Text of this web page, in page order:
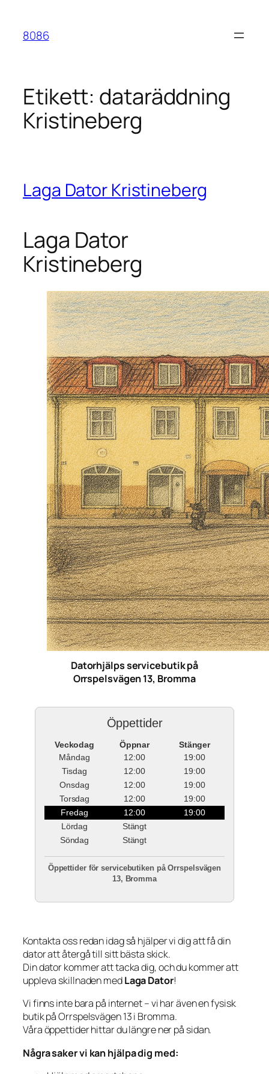
innehåll
8086
Etikett: dataräddning
Kristineberg
Laga Dator Kristineberg
Laga Dator
Kristineberg
Datorhjälps servicebutik på
Orrspelsvägen 13, Bromma
Öppettider
Veckodag Öppnar
Stänger
Måndag
12:00
19:00
Tisdag
12:00
19:00
Onsdag
12:00
19:00
Torsdag
12:00
19:00
Fredag
12:00
19:00
Lördag
Stängt
Söndag
Stängt
Öppettider för servicebutiken på Orrspelsvägen
13, Bromma
Kontakta oss redan idag så hjälper vi dig att få din
dator att återgå till sitt bästa skick.
Din dator kommer att tacka dig, och du kommer att
uppleva skillnaden medLaga Dator!
Vi finns inte bara på internet – vi har även en fysisk
butik på Orrspelsvägen 13 i Bromma.
Våra öppettider hittar du längre ner på sidan.
Några saker vi kan hjälpa dig med: